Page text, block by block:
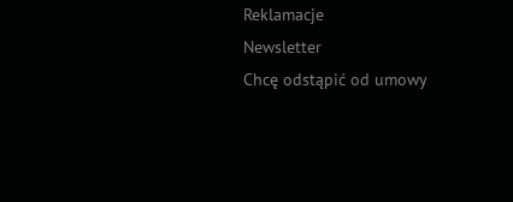
Reklamacje
Newsletter
Chcę odstąpić od umowy